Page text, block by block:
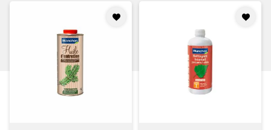
à mes
à mes